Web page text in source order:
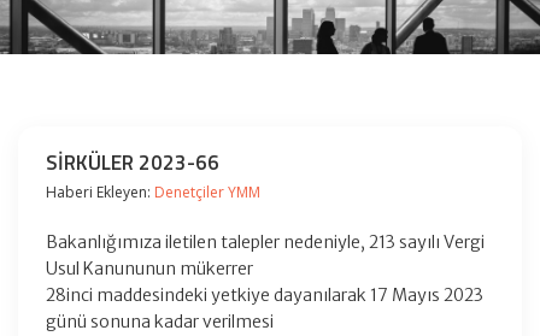
SİRKÜLER 2023-66
Haberi Ekleyen: Denetçiler YMM
Bakanlığımıza iletilen talepler nedeniyle, 213 sayılı Vergi
Usul Kanununun mükerrer
28inci maddesindeki yetkiye dayanılarak 17 Mayıs 2023
günü sonuna kadar verilmesi